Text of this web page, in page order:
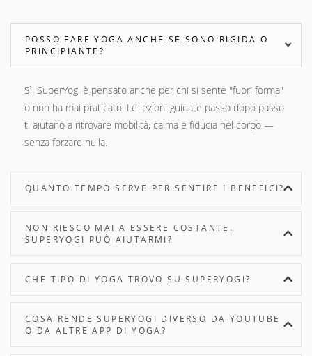
POSSO FARE YOGA ANCHE SE SONO RIGIDA O
PRINCIPIANTE?
Sì. SuperYogi è pensato anche per chi si sente "fuori forma"
o non ha mai praticato. Le lezioni guidate passo dopo passo
ti aiutano a ritrovare mobilità, calma e fiducia nel corpo —
senza forzare nulla.
QUANTO TEMPO SERVE PER SENTIRE I BENEFICI?
NON RIESCO MAI A ESSERE COSTANTE.
SUPERYOGI PUÒ AIUTARMI?
CHE TIPO DI YOGA TROVO SU SUPERYOGI?
COSA RENDE SUPERYOGI DIVERSO DA YOUTUBE
O DA ALTRE APP DI YOGA?